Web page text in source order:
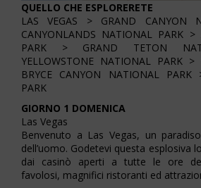
QUELLO CHE ESPLORERETE
LAS VEGAS > GRAND CANYON
CANYONLANDS NATIONAL PARK >
PARK > GRAND TETON
YELLOWSTONE NATIONAL PARK
BRYCE CANYON NATIONAL
PARK
GIORNO 1 DOMENICA
Las Vegas
Benvenuto a Las Vegas, un
dell’uomo. Godetevi questa esplosiva
dai casinò aperti a tutte le ore
favolosi, magnifici ristoranti ed